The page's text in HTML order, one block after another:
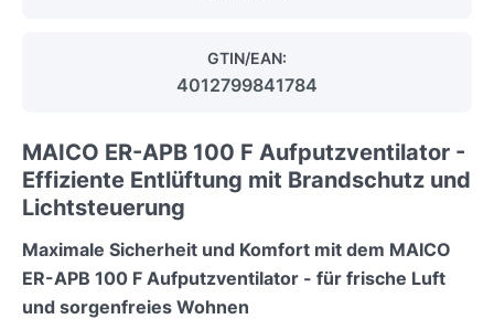
GTIN/EAN:
4012799841784
MAICO ER-APB 100 F Aufputzventilator -
Effiziente Entlüftung mit Brandschutz und
Lichtsteuerung
Maximale Sicherheit und Komfort mit dem MAICO
ER-APB 100 F Aufputzventilator - für frische Luft
und sorgenfreies Wohnen